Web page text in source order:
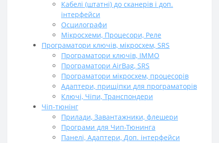
Кабелі (штатні) до сканерів і доп.
інтерфейси
Осцилографи
Мікросхеми, Процесори, Реле
Програматори ключів, мікросхем, SRS
Програматори ключів, ІММО
Програматори AirBag, SRS
Програматори мікросхем, процесорів
Адаптери, прищіпки для програматорів
Ключі, Чіпи, Транспондери
Чіп-тюнінг
Прилади, Завантажники, флешери
Програми для Чип-Тюнинга
Панелі, Адаптери, Доп. інтерфейси